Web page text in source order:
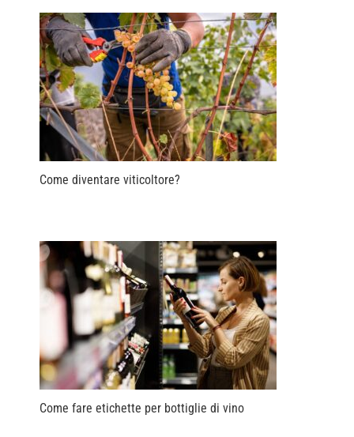
Come diventare viticoltore?
Come fare etichette per bottiglie di vino